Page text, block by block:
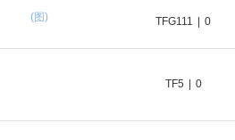
(图) TFG111 0
TF5 0